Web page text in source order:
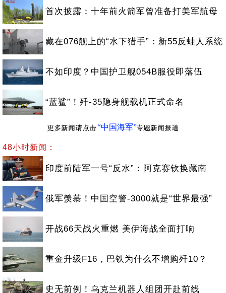
首次披露：十年前火箭军曾准备打美军航母
藏在076舰上的“水下猎手”：新55反蛙人系统
不如印度？中国护卫舰054B服役即落伍
“蓝鲨”！歼-35隐身舰载机正式命名
“中国海军”
48小时新闻：
印度前陆军一号“反水”：阿克赛钦换藏南
俄军羡慕！中国空警-3000就是“世界最强”
开战66天战火重燃 美伊海战全面打响
重金升级F16，巴铁为什么不增购歼10？
史无前例！乌克兰机器人组团开赴前线